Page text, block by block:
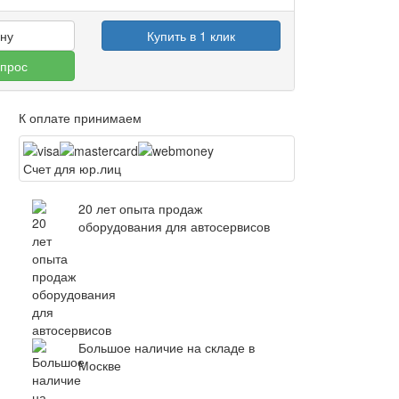
Купить в 1 клик
К оплате принимаем
Счет для юр.лиц
20 лет опыта продаж
оборудования для автосервисов
Большое наличие на складе в
Москве